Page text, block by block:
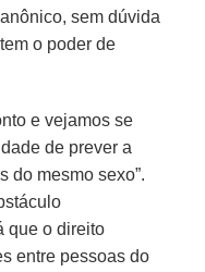
sem dúvida
o poder de
e vejamos se
de prever a
do mesmo sexo”.
que o direito
entre pessoas do